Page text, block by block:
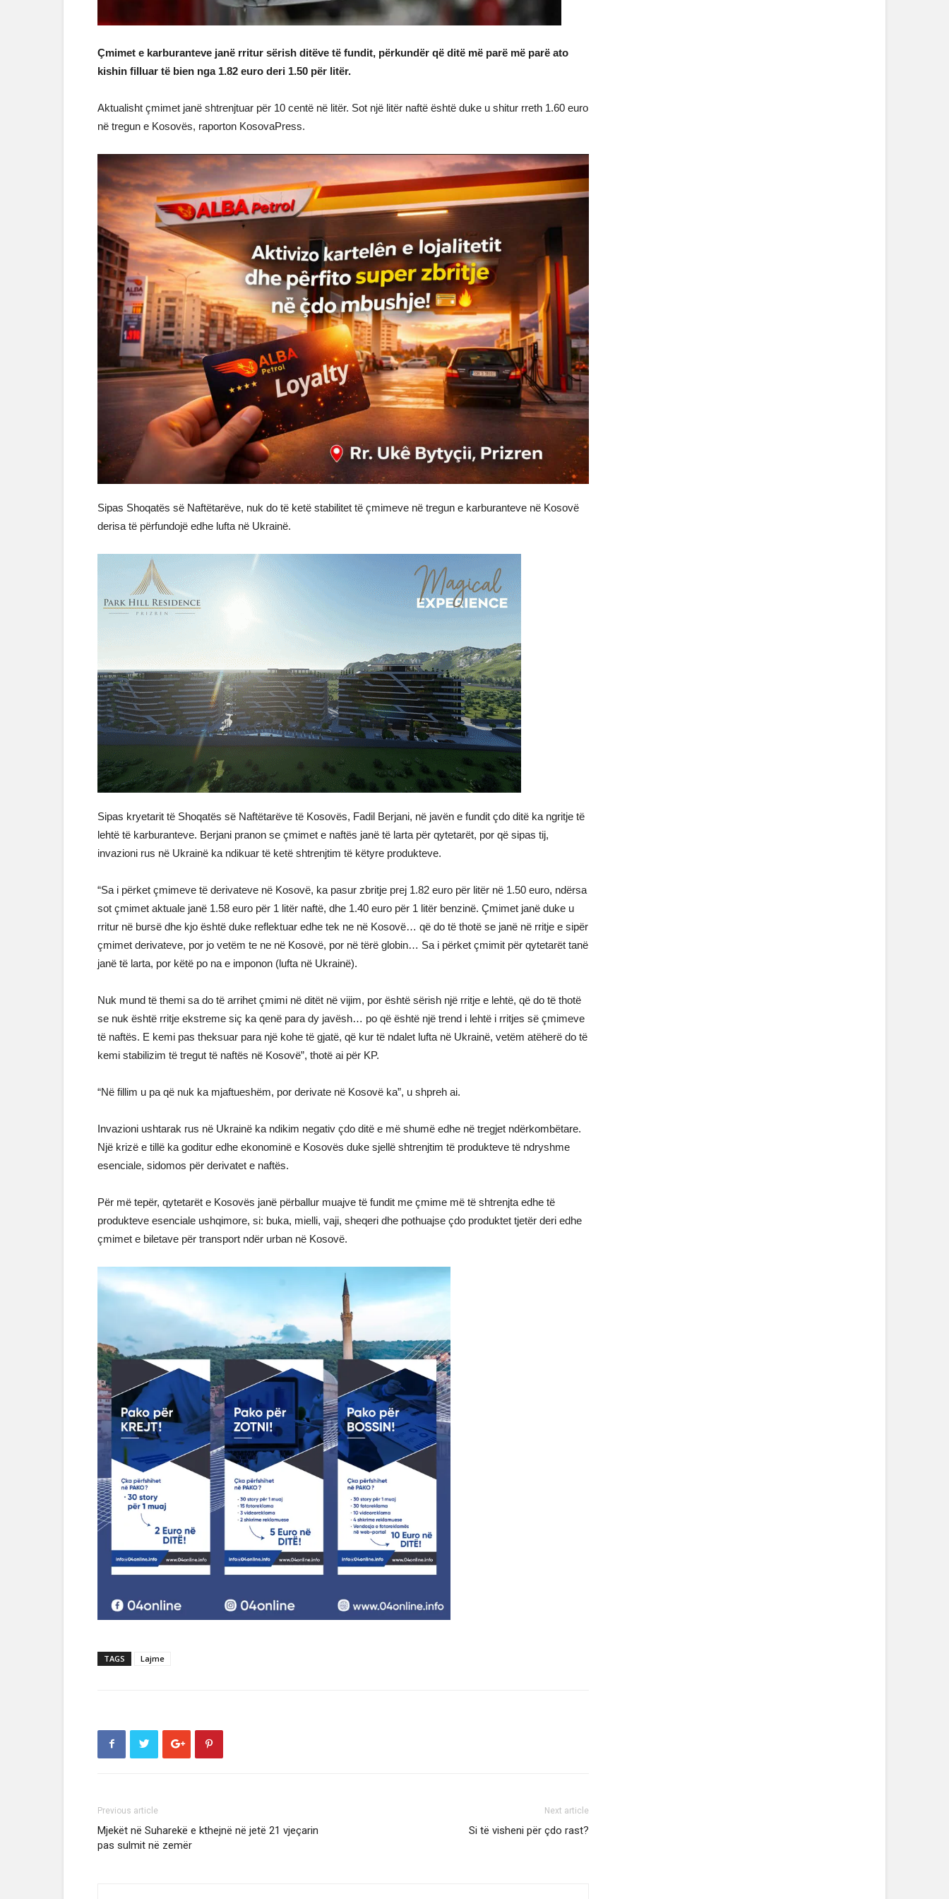
Çmimet e karburanteve janë rritur sërish ditëve të fundit, përkundër që ditë më parë më parë ato
kishin filluar të bien nga 1.82 euro deri 1.50 për litër.
Aktualisht çmimet janë shtrenjtuar për 10 centë në litër. Sot një litër naftë është duke u shitur rreth 1.60 euro
në tregun e Kosovës, raporton KosovaPress.
Sipas Shoqatës së Naftëtarëve, nuk do të ketë stabilitet të çmimeve në tregun e karburanteve në Kosovë
derisa të përfundojë edhe lufta në Ukrainë.
Sipas kryetarit të Shoqatës së Naftëtarëve të Kosovës, Fadil Berjani, në javën e fundit çdo ditë ka ngritje të
lehtë të karburanteve. Berjani pranon se çmimet e naftës janë të larta për qytetarët, por që sipas tij,
invazioni rus në Ukrainë ka ndikuar të ketë shtrenjtim të këtyre produkteve.
“Sa i përket çmimeve të derivateve në Kosovë, ka pasur zbritje prej 1.82 euro për litër në 1.50 euro, ndërsa
sot çmimet aktuale janë 1.58 euro për 1 litër naftë, dhe 1.40 euro për 1 litër benzinë. Çmimet janë duke u
rritur në bursë dhe kjo është duke reflektuar edhe tek ne në Kosovë… që do të thotë se janë në rritje e sipër
çmimet derivateve, por jo vetëm te ne në Kosovë, por në tërë globin… Sa i përket çmimit për qytetarët tanë
janë të larta, por këtë po na e imponon (lufta në Ukrainë).
Nuk mund të themi sa do të arrihet çmimi në ditët në vijim, por është sërish një rritje e lehtë, që do të thotë
se nuk është rritje ekstreme siç ka qenë para dy javësh… po që është një trend i lehtë i rritjes së çmimeve
të naftës. E kemi pas theksuar para një kohe të gjatë, që kur të ndalet lufta në Ukrainë, vetëm atëherë do të
kemi stabilizim të tregut të naftës në Kosovë”, thotë ai për KP.
“Në fillim u pa që nuk ka mjaftueshëm, por derivate në Kosovë ka”, u shpreh ai.
Invazioni ushtarak rus në Ukrainë ka ndikim negativ çdo ditë e më shumë edhe në tregjet ndërkombëtare.
Një krizë e tillë ka goditur edhe ekonominë e Kosovës duke sjellë shtrenjtim të produkteve të ndryshme
esenciale, sidomos për derivatet e naftës.
Për më tepër, qytetarët e Kosovës janë përballur muajve të fundit me çmime më të shtrenjta edhe të
produkteve esenciale ushqimore, si: buka, mielli, vaji, sheqeri dhe pothuajse çdo produktet tjetër deri edhe
çmimet e biletave për transport ndër urban në Kosovë.
TAGS Lajme
Previous article
Mjekët në Suharekë e kthejnë në jetë 21 vjeçarin
pas sulmit në zemër
Next article
Si të visheni për çdo rast?